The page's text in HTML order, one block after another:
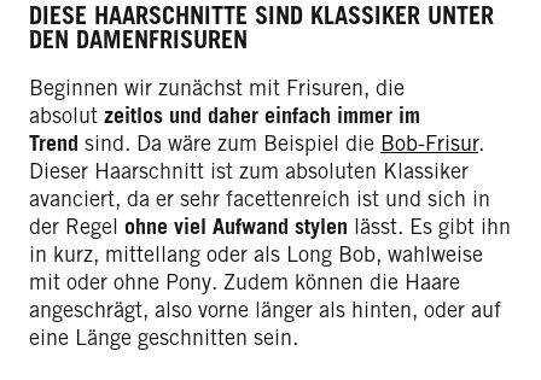
DIESE HAARSCHNITTE SIND KLASSIKER UNTER
DEN DAMENFRISUREN
Beginnen wir zunächst mit Frisuren, die
absolut zeitlos und daher einfach immer im
Trend sind. Da wäre zum Beispiel die Bob-Frisur.
Dieser Haarschnitt ist zum absoluten Klassiker
avanciert, da er sehr facettenreich ist und sich in
der Regel ohne viel Aufwand stylen lässt. Es gibt ihn
in kurz, mittellang oder als Long Bob, wahlweise
mit oder ohne Pony. Zudem können die Haare
angeschrägt, also vorne länger als hinten, oder auf
eine Länge geschnitten sein.